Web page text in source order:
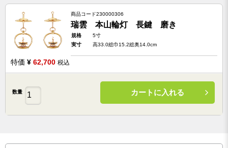
商品コード230000306
瑞雲 本山輪灯 長鍵 磨き
規格
5寸
実寸
高33.0総巾15.2総奥14.0cm
特価 ¥ 62,700 税込
数量 カートに入れる